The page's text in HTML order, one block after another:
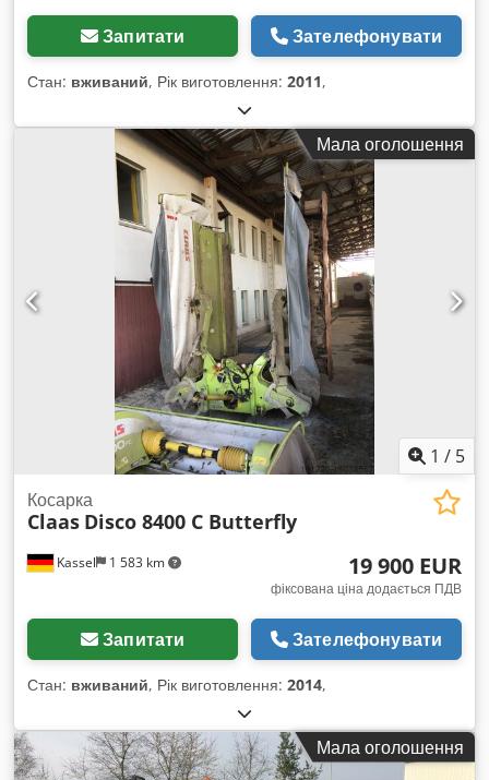
Запитати Зателефонувати
Стан: вживаний, Рік виготовлення: 2011,
Мала оголошення
1 / 5
Kassel 1 583 km
Косарка
Claas Disco 8400 C Butterfly
19 900 EUR
фіксована ціна додається ПДВ
Запитати Зателефонувати
Стан: вживаний, Рік виготовлення: 2014,
Мала оголошення